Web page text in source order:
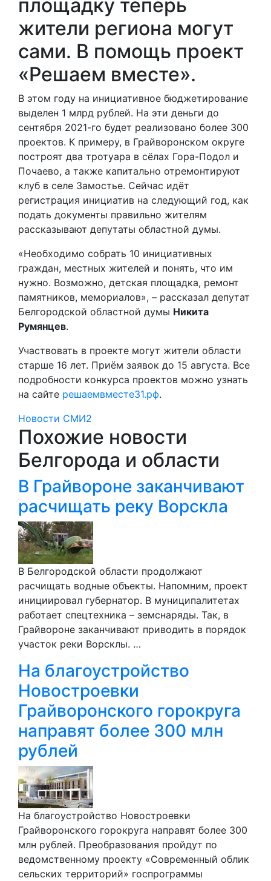
площадку теперь
жители региона могут
сами. В помощь проект
«Решаем вместе».
В этом году на инициативное бюджетирование
выделен 1 млрд рублей. На эти деньги до
сентября 2021-го будет реализовано более 300
проектов. К примеру, в Грайворонском округе
построят два тротуара в сёлах Гора-Подол и
Почаево, а также капитально отремонтируют
клуб в селе Замостье. Сейчас идёт
регистрация инициатив на следующий год, как
подать документы правильно жителям
рассказывают депутаты областной думы.
«Необходимо собрать 10 инициативных
граждан, местных жителей и понять, что им
нужно. Возможно, детская площадка, ремонт
памятников, мемориалов», – рассказал депутат
Белгородской областной думы Никита
Румянцев.
Участвовать в проекте могут жители области
старше 16 лет. Приём заявок до 15 августа. Все
подробности конкурса проектов можно узнать
на сайте решаемвместе31.рф.
Новости СМИ2
Похожие новости
Белгорода и области
В Грайвороне заканчивают
расчищать реку Ворскла
В Белгородской области продолжают
расчищать водные объекты. Напомним, проект
инициировал губернатор. В муниципалитетах
работает спецтехника – земснаряды. Так, в
Грайвороне заканчивают приводить в порядок
участок реки Ворсклы. …
На благоустройство
Новостроевки
Грайворонского горокруга
направят более 300 млн
рублей
На благоустройство Новостроевки
Грайворонского горокруга направят более 300
млн рублей. Преобразования пройдут по
ведомственному проекту «Современный облик
сельских территорий» госпрограммы